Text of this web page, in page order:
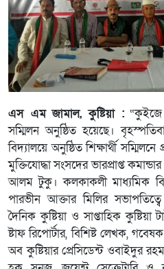
এস এম জামাল, কুষ্টিয়া : “কুইজে
সম্মিলন অনুষ্ঠিত হয়েছে।
বিদ্যালয়ে অনুষ্ঠিত শিক্ষার্থী
মুক্তিযোদ্ধা সংসদের ভারপ্রাপ্ত
আলম টুকু। কলকাকলী মাধ্যমিক
পারভীন আক্তার মিলির
দৈনিক কুষ্টিয়া ও সাপ্তাহিক কুষ্টিয়া
ষ্টাফ রিপোর্টার, বিশিষ্ট লেখক,
অব কুষ্টিয়ার প্রেসিডেন্ট ওবাইদুর